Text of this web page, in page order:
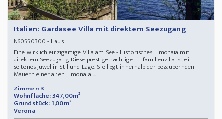
Italien: Gardasee Villa mit direktem Seezugang
N60550300 - Haus
Eine wirklich einzigartige Villa am See - Historisches Limonaia mit
direktem Seezugang Diese prestigeträchtige Einfamilienvilla ist ein
seltenes Juwel in Stil und Lage. Sie liegt innerhalb der bezaubernden
Mauern einer alten Limonaia ...
Zimmer: 3
Wohnfläche: 347,00m²
Grundstück: 1,00m²
Verona